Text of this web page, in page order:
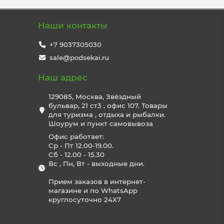
Наши контакты
+7 9037305030
sale@podsekai.ru
Наш адрес
129085, Москва, Звёздный
бульвар, 21 ст3 , офис 107. Товары
для туризма , отдыха и рыбалки.
Шоурум и пункт самовывоза
Офис работает:
Ср - Пт 12.00-19.00.
Сб - 12.00 - 15.30
Вс , Пн, Вт - выходные дни.
Прием заказов в интернет-
магазине и по WhatsApp
круглосуточно 24X7